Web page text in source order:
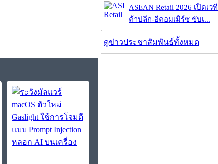
ASEAN Retail 2026 เปิดเวที
ค้าปลีก-อีคอมเมิร์ซ ขับเ...
ดูข่าวประชาสัมพันธ์ทั้งหมด